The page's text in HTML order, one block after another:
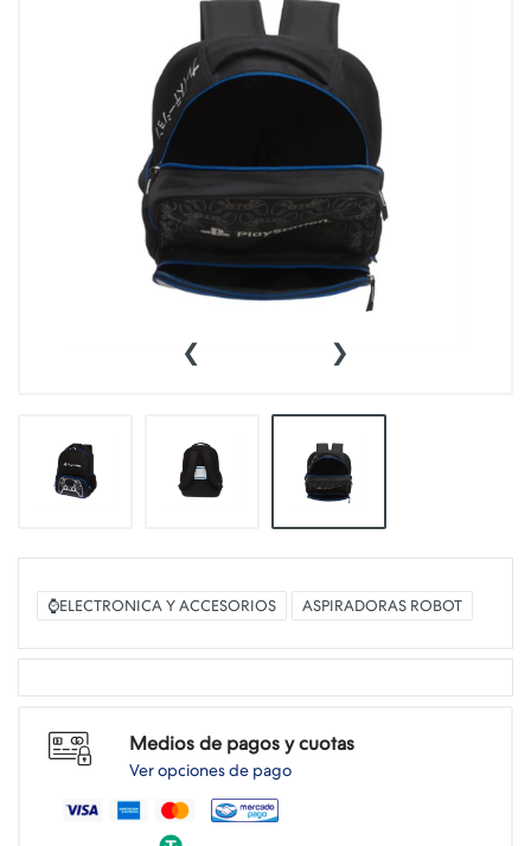
👾COLECCIONABLES🧸
💻MUNDO PC GAMER💻
🔌CABLES Y ADAPTADORES🔌
🤓MUNDO PC OFICINA🤓
🫗GEEK HOME🍵
‹ ›
⌚ELECTRONICA Y ACCESORIOS ASPIRADORAS ROBOT
Medios de pagos y cuotas
Ver opciones de pago